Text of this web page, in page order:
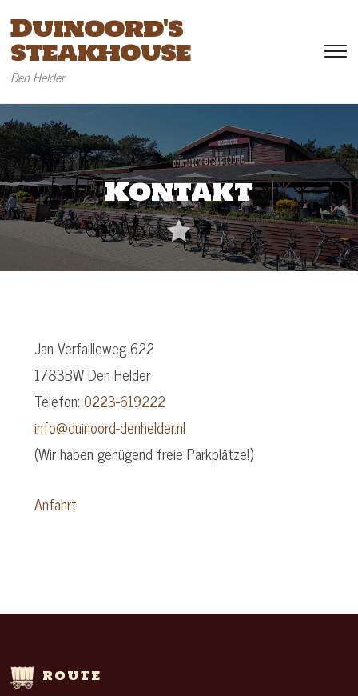
Duinoord's
steakhouse
Den Helder
Kontakt
Jan Verfailleweg 622
1783BW Den Helder
Telefon:0223-619222
info@duinoord-denhelder.nl
(Wir haben genügend freie Parkplätze!)
Anfahrt
ROUTE